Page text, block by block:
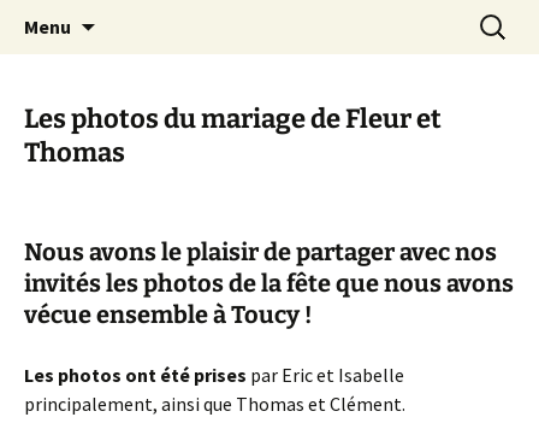
la Croisée des Chemins
apprendre, vivre, se révéler
Menu
Les photos du mariage de Fleur et
Thomas
Nous avons le plaisir de partager avec nos
invités les photos de la fête que nous avons
vécue ensemble à Toucy !
Les photos ont été prises par Eric et Isabelle
principalement, ainsi que Thomas et Clément.